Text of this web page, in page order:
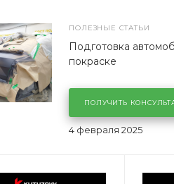
ПОЛЕЗНЫЕ СТАТЬИ
4 февраля 2025
Подготовка
покраске
ПОЛУЧИТЬ